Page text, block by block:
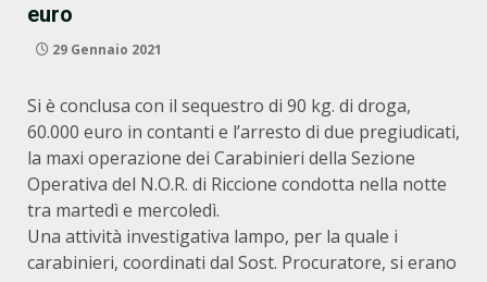
euro
29 Gennaio 2021
Si è conclusa con il sequestro di 90 kg. di droga,
60.000 euro in contanti e l’arresto di due pregiudicati,
la maxi operazione dei Carabinieri della Sezione
Operativa del N.O.R. di Riccione condotta nella notte
tra martedì e mercoledì.
Una attività investigativa lampo, per la quale i
carabinieri, coordinati dal Sost. Procuratore, si erano